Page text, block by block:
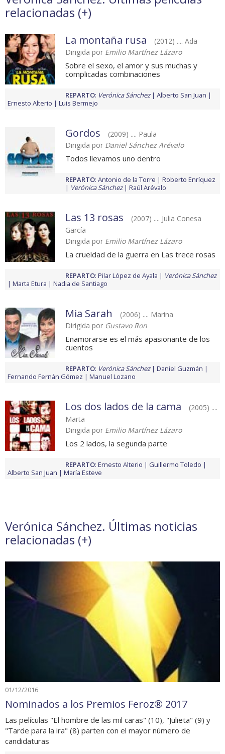
relacionadas (+)
La montaña rusa
(2012) .... Ada
Dirigida por Emilio Martínez Lázaro
Sobre el sexo, el amor y sus muchas y
complicadas combinaciones
REPARTO: Verónica Sánchez
Alberto San Juan
Ernesto Alterio
Luis Bermejo
Gordos
(2009) .... Paula
Dirigida por Daniel Sánchez Arévalo
Todos llevamos uno dentro
REPARTO: Antonio de la Torre
Roberto Enríquez
Verónica Sánchez
Raúl Arévalo
Las 13 rosas
(2007) .... Julia Conesa
García
Dirigida por Emilio Martínez Lázaro
La crueldad de la guerra en Las trece rosas
REPARTO: Pilar López de Ayala
Verónica Sánchez
Marta Etura
Nadia de Santiago
Mia Sarah
(2006) .... Marina
Dirigida por Gustavo Ron
Enamorarse es el más apasionante de los
cuentos
REPARTO: Verónica Sánchez
Daniel Guzmán
Fernando Fernán Gómez
Manuel Lozano
Los dos lados de la cama
(2005) ....
Marta
Dirigida por Emilio Martínez Lázaro
Los 2 lados, la segunda parte
REPARTO: Ernesto Alterio
Guillermo Toledo
Alberto San Juan
María Esteve
Verónica Sánchez. Últimas noticias
relacionadas (+)
01/12/2016
Nominados a los Premios Feroz® 2017
Las películas "El hombre de las mil caras" (10), "Julieta" (9) y
"Tarde para la ira" (8) parten con el mayor número de
candidaturas